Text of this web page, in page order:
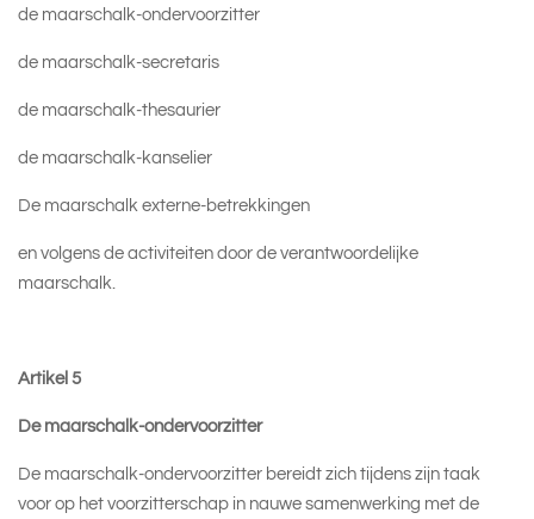
de maarschalk-ondervoorzitter
de maarschalk-secretaris
de maarschalk-thesaurier
de maarschalk-kanselier
De maarschalk externe-betrekkingen
en volgens de activiteiten door de verantwoordelijke
maarschalk.
Artikel 5
De maarschalk-ondervoorzitter
De maarschalk-ondervoorzitter bereidt zich tijdens zijn taak
voor op het voorzitterschap in nauwe samenwerking met de